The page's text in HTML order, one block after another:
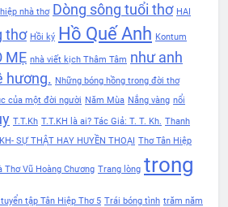
nhà thơ Dòng sông tuổi thơ HAI
thơ Hồi ký Hồ Quế Anh Kontum
MẸ nhà viết kịch Thâm Tâm như anh
hương. Những bóng hồng trong đời thơ
của một đời người Năm Mùa Nắng vàng nổi
T.T.Kh T.T.KH là ai? Tác Giả: T. T. Kh. Thanh
SỰ THẬT HAY HUYỀN THOẠI Thơ Tân Hiệp
Vũ Hoàng Chương Trang lòng trong
tập Tân Hiệp Thơ 5 Trái bóng tình trăm năm